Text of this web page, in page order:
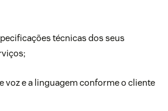
técnicas dos seus
voz e a linguagem conforme o cliente